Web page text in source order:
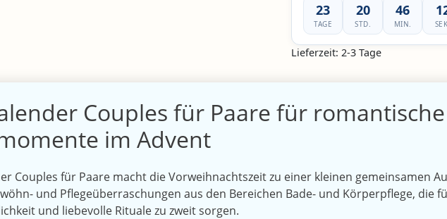
23
TAGE
20
STD.
46
MIN. SEK.
Lieferzeit: 2-3 Tage
Couples für Paare für romantische
im Advent
Couples für Paare macht die Vorweihnachtszeit zu einer kleinen gemeinsamen
und Pflegeüberraschungen aus den Bereichen Bade- und Körperpflege, die
und liebevolle Rituale zu zweit sorgen.